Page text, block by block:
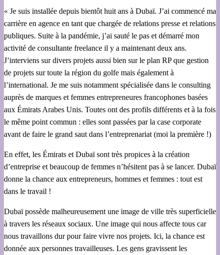
« Je suis installée depuis bientôt huit ans à Dubaï. J’ai commencé ma
carrière en agence en tant que chargée de relations presse et relations
publiques. Suite à la pandémie, j’ai sauté le pas et démarré mon
activité de consultante freelance il y a maintenant deux ans.
J’interviens sur divers projets aussi bien sur le plan RP que gestion
de projets sur toute la région du golfe mais également à
l’international. Je me suis notamment spécialisée dans le consulting
auprès de marques et femmes entrepreneures francophones basées
aux Émirats Arabes Unis. Toutes ont des profils différents et à la fois
le même point commun : elles sont passées par la case corporate
avant de faire le grand saut dans l’entreprenariat (moi la première !)
En effet, les Émirats et Dubaï sont très propices à la création
d’entreprise et beaucoup de femmes n’hésitent pas à se lancer. Dubaï
donne la chance aux entrepreneurs, hommes et femmes : tout est
dans le travail !
Dubaï possède malheureusement une image de ville très superficielle
à travers les réseaux sociaux. Une image qui nous affecte tous car
nous travaillons dur pour faire vivre nos projets. Ici, la chance est
donnée aux personnes travailleuses. Les gens gravissent les